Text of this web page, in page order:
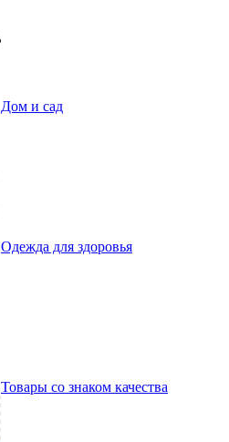
Дом и сад
Одежда для здоровья
Товары со знаком качества